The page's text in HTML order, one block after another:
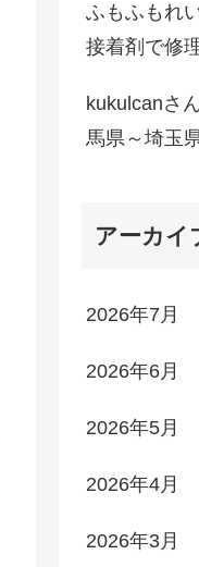
ふもふもれ
接着剤で修
kukulcanさ
馬県～埼玉
アーカイ
2026年7月
2026年6月
2026年5月
2026年4月
2026年3月